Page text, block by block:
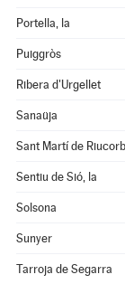
Portella, la
Puiggròs
Ribera d'Urgellet
Sanaüja
Sant Martí de Riucorb
Sentiu de Sió, la
Solsona
Sunyer
Tarroja de Segarra